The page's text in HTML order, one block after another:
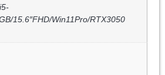
15.6″FHD/Win11Pro/RTX3050